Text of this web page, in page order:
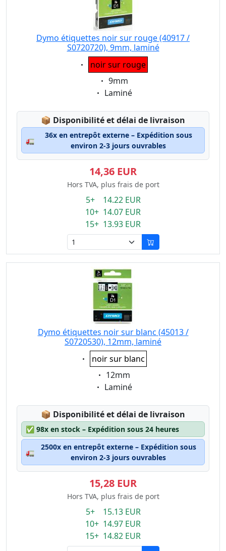
Dymo étiquettes noir sur rouge (40917 /
S0720720), 9mm, laminé
Eigenschaft:
noir sur rouge
Eigenschaft:
9mm
Eigenschaft:
Laminé
📦 Lagerstatus:
Disponibilité et délai de livraison
🚛
36x en entrepôt externe – Expédition sous
environ 2-3 jours ouvrables
14,36 EUR
Hors TVA, plus frais de port
5+ 14.22 EUR
10+ 14.07 EUR
15+ 13.93 EUR
Dymo étiquettes noir sur blanc (45013 /
S0720530), 12mm, laminé
Eigenschaft:
noir sur blanc
Eigenschaft:
12mm
Eigenschaft:
Laminé
📦 Lagerstatus:
Disponibilité et délai de livraison
✅ 98x en stock – Expédition sous 24 heures
🚛
2500x en entrepôt externe – Expédition sous
environ 2-3 jours ouvrables
15,28 EUR
Hors TVA, plus frais de port
5+ 15.13 EUR
10+ 14.97 EUR
15+ 14.82 EUR